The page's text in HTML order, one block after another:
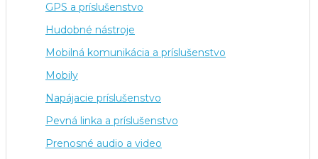
GPS a príslušenstvo
Hudobné nástroje
Mobilná komunikácia a príslušenstvo
Mobily
Napájacie príslušenstvo
Pevná linka a príslušenstvo
Prenosné audio a video